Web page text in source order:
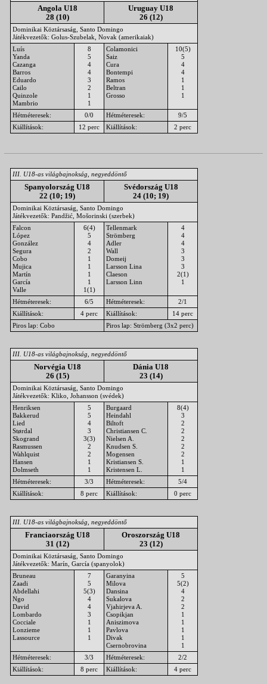
Angola U18
28 (10)
Uruguay U18
26 (12)
Dominikai Köztársaság, Santo Domingo
Játékvezetők: Golus-Szubelak, Novak (amerikaiak)
Luís
Yanda
Cazanga
Barros
Eduardo
Cailo
Quinzole
Mambrio
8
5
4
4
3
2
1
1
Colamonici
Saiz
Cura
Bontempi
Ramos
Beltran
Grosso
10(5)
5
4
4
1
1
1
Hétméteresek: 0/0 Hétméteresek:
9/5
Kiállítások:
12 perc Kiállítások: 2 perc
III. U18-as világbajnokság, negyeddöntő
Spanyolország U18
22 (10; 19)
Svédország U18
24 (10; 19)
Dominikai Köztársaság, Santo Domingo
Játékvezetők: Pandžić, Mošorinski (szerbek)
Falcon
López
González
Segura
Cobo
Mujica
Martín
García
Valle
6(4)
5
4
2
1
1
1
1
1(1)
Tellenmark
Strömberg
Adler
Wall
Domeij
Larsson Lina
Claeson
Larsson Linn
4
4
4
3
3
3
2(1)
1
Hétméteresek: 6/5 Hétméteresek:
2/1
Kiállítások:
4 perc Kiállítások:
14 perc
Piros lap: Cobo
Piros lap: Strömberg (3x2 perc)
III. U18-as világbajnokság, negyeddöntő
Norvégia U18
26 (15)
Dánia U18
23 (14)
Dominikai Köztársaság, Santo Domingo
Játékvezetők: Kliko, Johansson (svédek)
Henriksen
Bakkerud
Lied
Størdal
Skogrand
Rasmussen
Wahlquist
Hansen
Dolmseth
5
5
4
3
3(3)
2
2
1
1
Burgaard
Heindahl
Biltoft
Christiansen C.
Nielsen A.
Knudsen S.
Mogensen
Kristiansen S.
Kristensen L.
8(4)
3
2
2
2
2
2
1
1
Hétméteresek:
3/3 Hétméteresek:
5/4
Kiállítások:
8 perc Kiállítások: 0 perc
III. U18-as világbajnokság, negyeddöntő
Franciaország U18
31 (12)
Oroszország U18
23 (12)
Dominikai Köztársaság, Santo Domingo
Játékvezetők: Marín, García (spanyolok)
Bruneau
Zaadi
Abdellahi
Ngo
David
Lombardo
Cocciale
Lonzieme
Lassource
7
5
5(3)
4
4
3
1
1
1
Garanyina
Milova
Dansina
Sukalova
Vjahirjeva A.
Csopikjan
Aniszimova
Pavlova
Divak
Csernobrovina
5
5(2)
4
2
2
1
1
1
1
1
Hétméteresek:
3/3 Hétméteresek:
2/2
Kiállítások:
8 perc Kiállítások: 4 perc